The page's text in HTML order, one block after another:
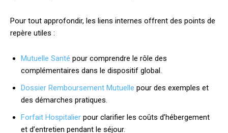
Pour tout approfondir, les liens internes offrent des points de
repère utiles :
Mutuelle Santé pour comprendre le rôle des
complémentaires dans le dispositif global.
Dossier Remboursement Mutuelle pour des exemples et
des démarches pratiques.
Forfait Hospitalier pour clarifier les coûts d’hébergement
et d’entretien pendant le séjour.